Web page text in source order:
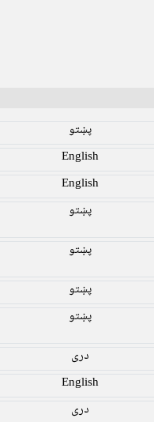
پښتو
English
English
پښتو
پښتو
پښتو
پښتو
دری
English
دری